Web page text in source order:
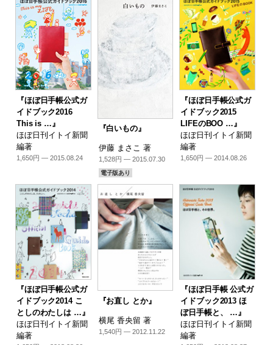
『ほぼ日手帳公式ガ
イドブック2016
This is …』
ほぼ日刊イトイ新聞
編著
1,650円 — 2015.08.24
『白いもの』
伊藤 まさこ 著
1,528円 — 2015.07.30
電子版あり
『ほぼ日手帳公式ガ
イドブック2015
LIFEのBOO …』
ほぼ日刊イトイ新聞
編著
1,650円 — 2014.08.26
『ほぼ日手帳公式ガ
イドブック2014 こ
としのわたしは …』
ほぼ日刊イトイ新聞
編著
『お直し とか』
横尾 香央留 著
1,540円 — 2012.11.22
『ほぼ日手帳 公式ガ
イドブック2013 ほ
ぼ日手帳と、 …』
ほぼ日刊イトイ新聞
編著